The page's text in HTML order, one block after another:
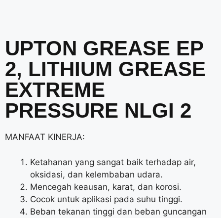
UPTON GREASE EP
2, LITHIUM GREASE
EXTREME
PRESSURE NLGI 2
MANFAAT KINERJA:
Ketahanan yang sangat baik terhadap air,
oksidasi, dan kelembaban udara.
Mencegah keausan, karat, dan korosi.
Cocok untuk aplikasi pada suhu tinggi.
Beban tekanan tinggi dan beban guncangan